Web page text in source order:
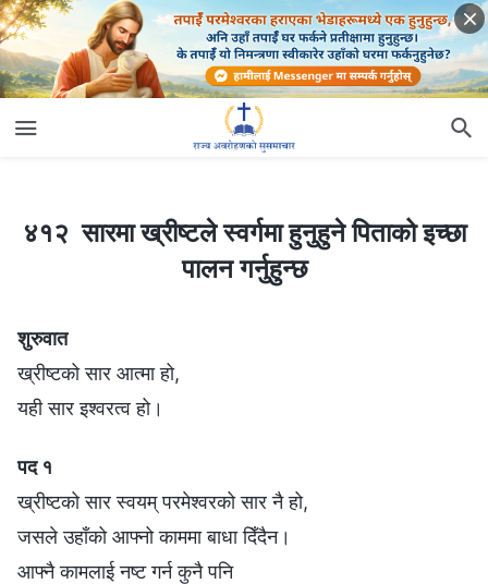
४१२ सारमा ख्रीष्टले स्वर्गमा हुनुहुने पिताको इच्छा पालन गर्नुहुन्छ
४१२ सारमा ख्रीष्टले स्वर्गमा हुनुहुने पिताको इच्छा
पालन गर्नुहुन्छ
शुरुवात
ख्रीष्टको सार आत्मा हो,
यही सार इश्‍वरत्व हो।
पद १
ख्रीष्टको सार स्वयम् परमेश्‍वरको सार नै हो,
जसले उहाँको आफ्नो काममा बाधा दिँदैन।
आफ्नै कामलाई नष्ट गर्न कुनै पनि